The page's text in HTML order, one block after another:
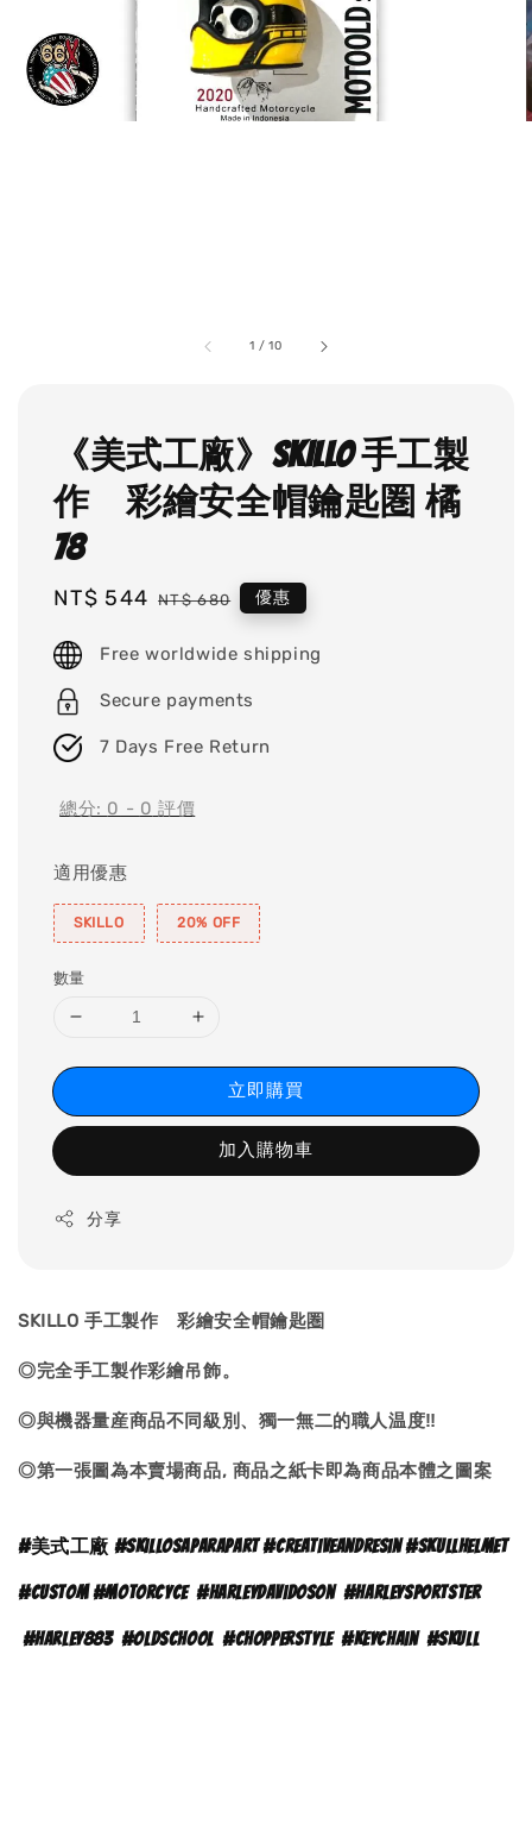
1 /10
《美式工廠》SKILLO 手工製
作 彩繪安全帽鑰匙圏 橘
78
Sale
NT$ 544 Regular
NT$ 680 優惠
Free worldwide shipping
Secure payments
7 Days Free Return
總分: 0 - 0 評價
適用優惠
SKILLO 20% OFF
數量
立即購買
加入購物車
分享
SKILLO 手工製作 彩繪安全帽鑰匙圏
◎完全手工製作彩繪吊飾。
◎與機器量産商品不同級別、獨一無二的職人温度‼
◎第一張圖為本賣場商品, 商品之紙卡即為商品本體之 圖案
#美式工廠 #skillosaparapart #creativeandresin #skullhelmet
#custom #motorcyce#harleydavidoson #harleysportster
#harley883 #oldschool #chopperstyle #keychain #skull